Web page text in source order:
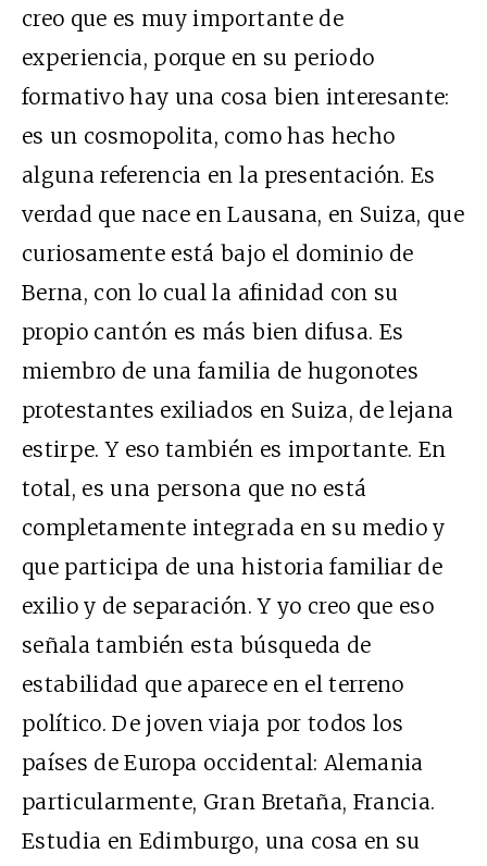
creo que es muy importante de
experiencia, porque en su periodo
formativo hay una cosa bien interesante:
es un cosmopolita, como has hecho
alguna referencia en la presentación. Es
verdad que nace en Lausana, en Suiza, que
curiosamente está bajo el dominio de
Berna, con lo cual la afinidad con su
propio cantón es más bien difusa. Es
miembro de una familia de hugonotes
protestantes exiliados en Suiza, de lejana
estirpe. Y eso también es importante. En
total, es una persona que no está
completamente integrada en su medio y
que participa de una historia familiar de
exilio y de separación. Y yo creo que eso
señala también esta búsqueda de
estabilidad que aparece en el terreno
político. De joven viaja por todos los
países de Europa occidental: Alemania
particularmente, Gran Bretaña, Francia.
Estudia en Edimburgo, una cosa en su